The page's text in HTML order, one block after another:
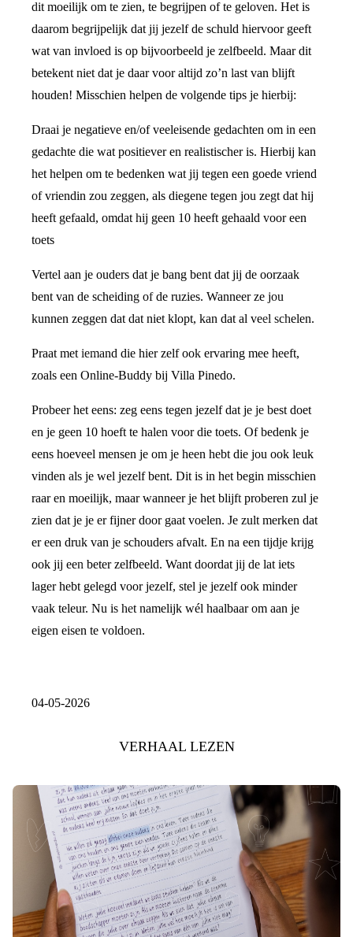
dit moeilijk om te zien, te begrijpen of te geloven. Het is
daarom begrijpelijk dat jij jezelf de schuld hiervoor geeft
wat van invloed is op bijvoorbeeld je zelfbeeld. Maar dit
betekent niet dat je daar voor altijd zo’n last van blijft
houden! Misschien helpen de volgende tips je hierbij:
Draai je negatieve en/of veeleisende gedachten om in een
gedachte die wat positiever en realistischer is. Hierbij kan
het helpen om te bedenken wat jij tegen een goede vriend
of vriendin zou zeggen, als diegene tegen jou zegt dat hij
heeft gefaald, omdat hij geen 10 heeft gehaald voor een
toets
Vertel aan je ouders dat je bang bent dat jij de oorzaak
bent van de scheiding of de ruzies. Wanneer ze jou
kunnen zeggen dat dat niet klopt, kan dat al veel schelen.
Praat met iemand die hier zelf ook ervaring mee heeft,
zoals een Online-Buddy bij Villa Pinedo.
Probeer het eens: zeg eens tegen jezelf dat je je best doet
en je geen 10 hoeft te halen voor die toets. Of bedenk je
eens hoeveel mensen je om je heen hebt die jou ook leuk
vinden als je wel jezelf bent. Dit is in het begin misschien
raar en moeilijk, maar wanneer je het blijft proberen zul je
zien dat je je er fijner door gaat voelen. Je zult merken dat
er een druk van je schouders afvalt. En na een tijdje krijg
ook jij een beter zelfbeeld. Want doordat jij de lat iets
lager hebt gelegd voor jezelf, stel je jezelf ook minder
vaak teleur. Nu is het namelijk wél haalbaar om aan je
eigen eisen te voldoen.
04-05-2026
VERHAAL LEZEN